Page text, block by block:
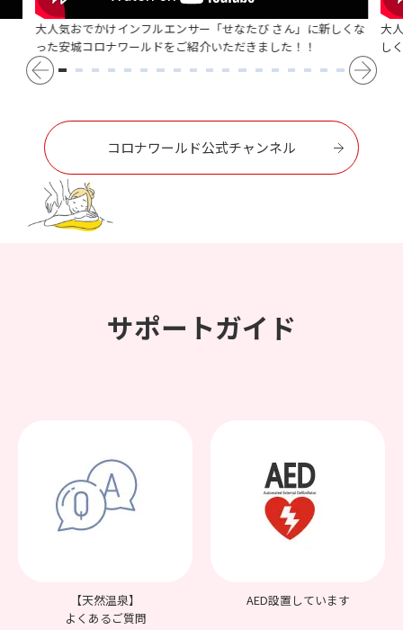
大人気おでかけインフルエンサー「せなたび さん」に新しくな
った安城コロナワールドをご紹介いただきました！！
大
し
コロナワールド公式チャンネル
サポートガイド
【天然温泉】
よくあるご質問
AED設置しています